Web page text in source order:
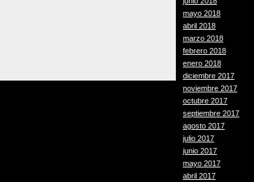
mayo 2018
abril 2018
marzo 2018
febrero 2018
enero 2018
diciembre 2017
noviembre 2017
octubre 2017
septiembre 2017
agosto 2017
julio 2017
junio 2017
mayo 2017
abril 2017